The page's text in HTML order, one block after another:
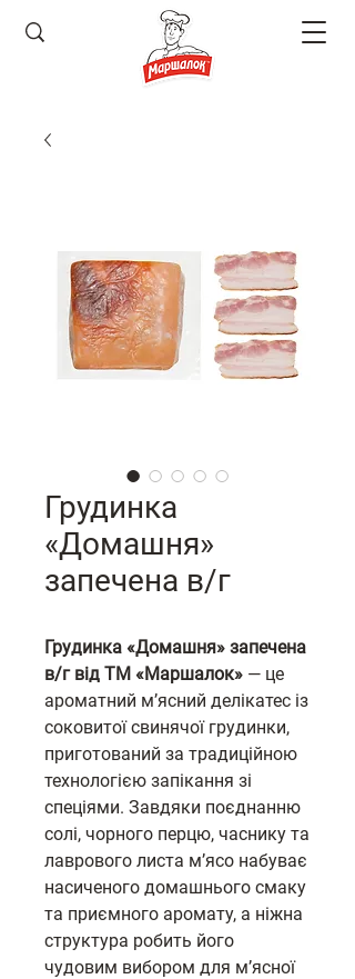
Грудинка
«Домашня»
запечена в/г
Грудинка «Домашня» запечена
в/г від ТМ «Маршалок» — це
ароматний м’ясний делікатес із
соковитої свинячої грудинки,
приготований за традиційною
технологією запікання зі
спеціями. Завдяки поєднанню
солі, чорного перцю, часнику та
лаврового листа м’ясо набуває
насиченого домашнього смаку
та приємного аромату, а ніжна
структура робить його
чудовим вибором для м’ясної